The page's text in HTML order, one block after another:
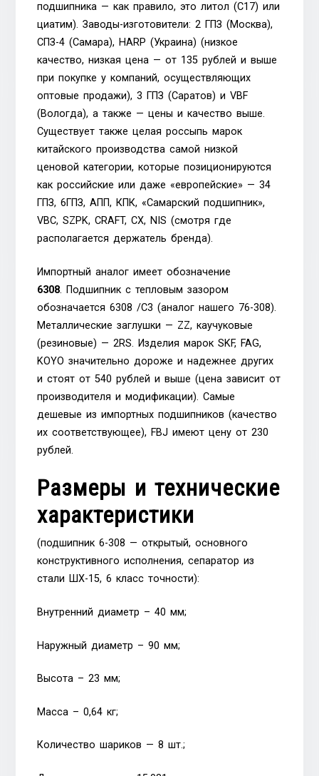
подшипника — как правило, это литол (C17) или
циатим). Заводы-изготовители: 2 ГПЗ (Москва),
СПЗ-4 (Самара), HARP (Украина) (низкое
качество, низкая цена — от 135 рублей и выше
при покупке у компаний, осуществляющих
оптовые продажи), 3 ГПЗ (Саратов) и VBF
(Вологда), а также — цены и качество выше.
Существует также целая россыпь марок
китайского производства самой низкой
ценовой категории, которые позиционируются
как российские или даже «европейские» — 34
ГПЗ, 6ГПЗ, АПП, КПК, «Самарский подшипник»,
VBC, SZPK, CRAFT, CX, NIS (смотря где
располагается держатель бренда).
Импортный аналог имеет обозначение
6308. Подшипник с тепловым зазором
обозначается 6308 /С3 (аналог нашего 76-308).
Металлические заглушки — ZZ, каучуковые
(резиновые) — 2RS. Изделия марок SKF, FAG,
KOYO значительно дороже и надежнее других
и стоят от 540 рублей и выше (цена зависит от
производителя и модификации). Самые
дешевые из импортных подшипников (качество
их соответствующее), FBJ имеют цену от 230
рублей.
Размеры и технические
характеристики
(подшипник 6-308 — открытый, основного
конструктивного исполнения, сепаратор из
стали ШХ-15, 6 класс точности):
Внутренний диаметр – 40 мм;
Наружный диаметр – 90 мм;
Высота – 23 мм;
Масса – 0,64 кг;
Количество шариков — 8 шт.;